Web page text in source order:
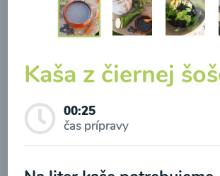
00:25
Kaša z čiernej
00:25
čas prípravy
Odber noviniek a akcií
Odoslaním registrácie na Newsletter